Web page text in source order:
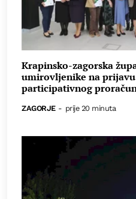
Krapinsko-zagorska
umirovljenike na
participativnog
ZAGORJE - prije 20 minuta